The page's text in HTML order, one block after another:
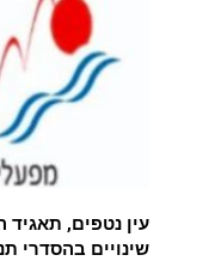
עין נטפים,
שינויים בהסדרי